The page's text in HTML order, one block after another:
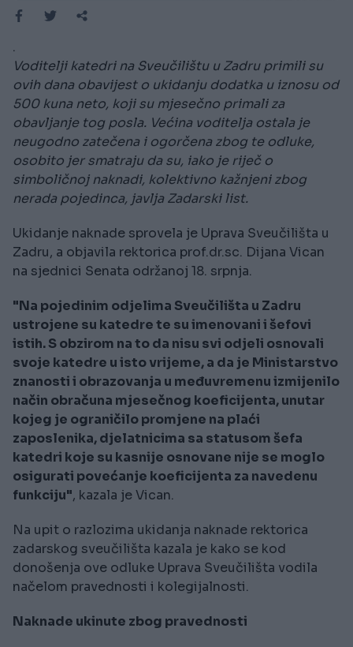
.
Voditelji katedri na Sveučilištu u Zadru primili su
ovih dana obavijest o ukidanju dodatka u iznosu od
500 kuna neto, koji su mjesečno primali za
obavljanje tog posla. Većina voditelja ostala je
neugodno zatečena i ogorčena zbog te odluke,
osobito jer smatraju da su, iako je riječ o
simboličnoj naknadi, kolektivno kažnjeni zbog
nerada pojedinca, javlja Zadarski list.
Ukidanje naknade sprovela je Uprava Sveučilišta u
Zadru, a objavila rektorica prof.dr.sc. Dijana Vican
na sjednici Senata održanoj 18. srpnja.
"Na pojedinim odjelima Sveučilišta u Zadru
ustrojene su katedre te su imenovani i šefovi
istih. S obzirom na to da nisu svi odjeli osnovali
svoje katedre u isto vrijeme, a da je Ministarstvo
znanosti i obrazovanja u međuvremenu izmijenilo
način obračuna mjesečnog koeficijenta, unutar
kojeg je ograničilo promjene na plaći
zaposlenika, djelatnicima sa statusom šefa
katedri koje su kasnije osnovane nije se moglo
osigurati povećanje koeficijenta za navedenu
funkciju", kazala je Vican.
Na upit o razlozima ukidanja naknade rektorica
zadarskog sveučilišta kazala je kako se kod
donošenja ove odluke Uprava Sveučilišta vodila
načelom pravednosti i kolegijalnosti.
Naknade ukinute zbog pravednosti